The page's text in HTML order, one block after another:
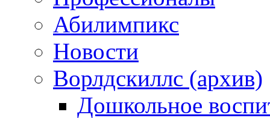
Абилимпикс
Новости
Ворлдскиллс (архив)
Дошкольное